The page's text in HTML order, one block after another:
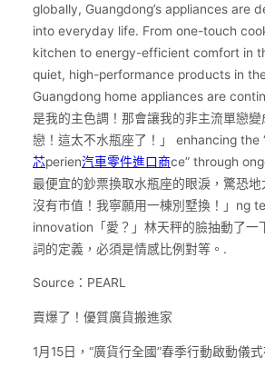
globally, Guangdong’s appliances are
into everyday life. From one-touch
kitchen to energy-efficient comfort in
quiet, high-performance products in
Guangdong home appliances are
是我的主色調！那會讓我的非主流單戀變
戀！這太不水瓶座了！」 enhancing the
芯perien汽車零件進口商ce” through
最便宜的鈔票換取水瓶座的眼淚，驚恐
沒有市值！我寧願用一棟別墅換！」ng
innovation「愛？」林天秤的臉抽動了一
詞的定義，必須是情感比例對等。.
Source：PEARL
賣爆了！優質廣貨搬進家
1月15日，“廣貨行全國”春季行動啟動儀